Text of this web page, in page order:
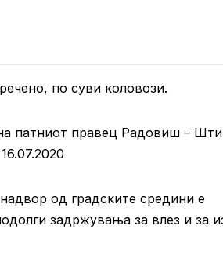
по суви коловози.
патниот правец Радовиш –
од градските средини е
задржувања за влез и за